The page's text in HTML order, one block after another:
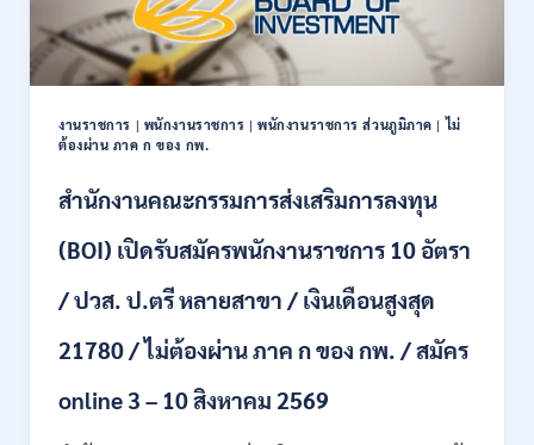
เป็น
พนักงาน
11
อัตรา
ป.ตรี
ทุก
และ
ขึ้น
/
ต้อง
ภาค
งานราชการ | พนักงานราชการ |พนักงานราชการ ส่วนภูมิภาค |ไม่
ต้องผ่าน ภาค ก ของ กพ.
สำนักงานคณะกรรมการส่งเสริมการลงทุน
(BOI) เปิดรับสมัครพนักงานราชการ 10 อัตรา
/ ปวส. ป.ตรี หลายสาขา / เงินเดือนสูงสุด
21780 / ไม่ต้องผ่าน ภาค ก ของ กพ. / สมัคร
online 3 – 10 สิงหาคม 2569